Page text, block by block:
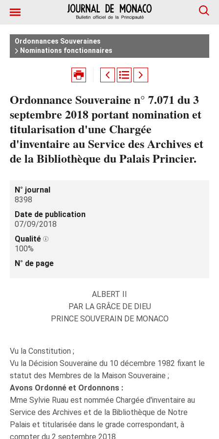
Ordonnances Souveraines
Nominations fonctionnaires
Ordonnance Souveraine n° 7.071 du 3
septembre 2018 portant nomination et
titularisation d'une Chargée
d'inventaire au Service des Archives et
de la Bibliothèque du Palais Princier.
N° journal
8398
Date de publication
07/09/2018
Qualité
100%
N° de page
ALBERT II
PAR LA GRÂCE DE DIEU
PRINCE SOUVERAIN DE MONACO
Vu la Constitution ;
Vu la Décision Souveraine du 10 décembre 1982 fixant le
statut des Membres de la Maison Souveraine ;
Avons Ordonné et Ordonnons :
Mme Sylvie Ruau est nommée Chargée d'inventaire au
Service des Archives et de la Bibliothèque de Notre
Palais et titularisée dans le grade correspondant, à
compter du 2 septembre 2018.